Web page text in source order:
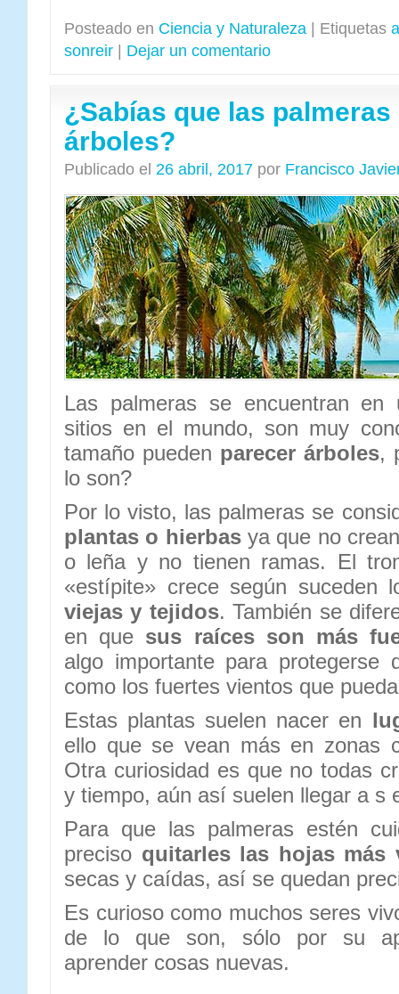
Posteado en Ciencia y Naturaleza Etiquetas
sonreir
Dejar un comentario
¿Sabías que las palmeras
árboles?
Publicado el 26 abril, 2017 por Francisco
Las palmeras se encuentran
sitios en el mundo, son muy
tamaño pueden parecer árboles,
lo son?
Por lo visto, las palmeras se
plantas o hierbasya que no
o leña y no tienen ramas. El
«estípite» crece según suceden
viejas y tejidos. También se
en que sus raíces son más
algo importante para protegerse
como los fuertes vientos que
Estas plantas suelen nacer en
ello que se vean más en zonas
Otra curiosidad es que no todas
y tiempo, aún así suelen llegar a s
Para que las palmeras estén
preciso quitarles las hojas más
secas y caídas, así se quedan
Es curioso como muchos seres
de lo que son, sólo por su
aprender cosas nuevas.